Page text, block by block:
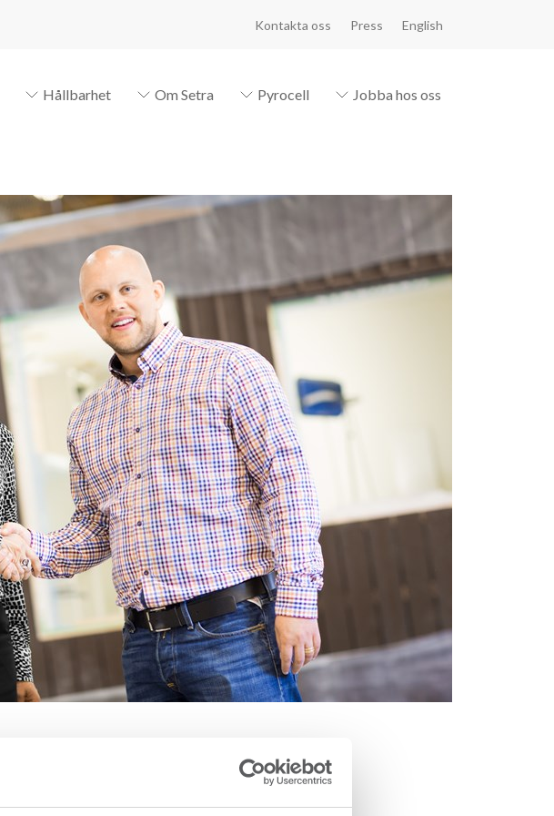
Kontakta oss Press English
Hållbarhet Om Setra Pyrocell Jobba hos oss